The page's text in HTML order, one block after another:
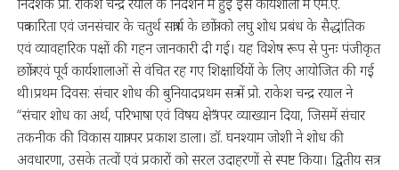
पत्रकारिता एवं जनसंचार के चतुर्थ सत्रार्ध के छात्रों को लघु शोध प्रबंध के सैद्धांतिक
एवं व्यावहारिक पक्षों की गहन जानकारी दी गई। यह विशेष रूप से पुनः पंजीकृत
छात्रों एवं पूर्व कार्यशालाओं से वंचित रह गए शिक्षार्थियों के लिए आयोजित की गई
थी।प्रथम दिवस: संचार शोध की बुनियादप्रथम सत्र में प्रो. राकेश चन्द्र रयाल ने
“संचार शोध का अर्थ, परिभाषा एवं विषय क्षेत्र” पर व्याख्यान दिया, जिसमें संचार
तकनीक की विकास यात्रा पर प्रकाश डाला। डॉ. घनश्याम जोशी ने शोध की
अवधारणा, उसके तत्वों एवं प्रकारों को सरल उदाहरणों से स्पष्ट किया। द्वितीय सत्र